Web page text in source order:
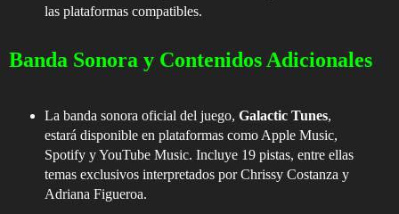
las plataformas compatibles.
Banda Sonora y Contenidos Adicionales
La banda sonora oficial del juego, Galactic Tunes,
estará disponible en plataformas como Apple Music,
Spotify y YouTube Music. Incluye 19 pistas, entre ellas
temas exclusivos interpretados por Chrissy Costanza y
Adriana Figueroa.